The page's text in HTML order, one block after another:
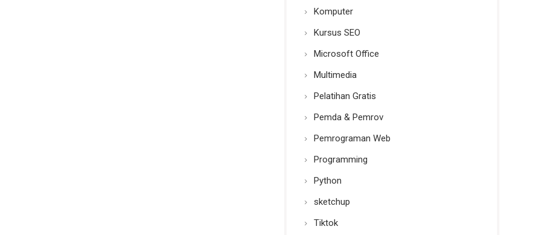
Komputer
Kursus SEO
Microsoft Office
Multimedia
Pelatihan Gratis
Pemda & Pemrov
Pemrograman Web
Programming
Python
sketchup
Tiktok